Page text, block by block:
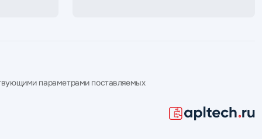
параметрами поставляемых